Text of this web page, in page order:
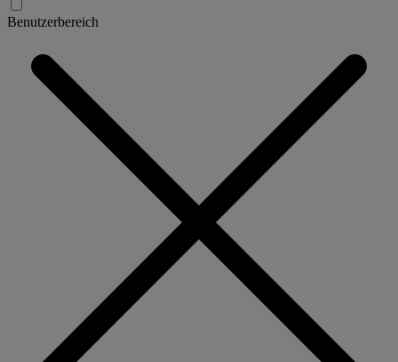
Benutzerbereich